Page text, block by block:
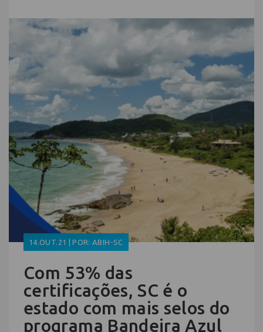
14.OUT.21 | POR: ABIH-SC
Com 53% das
certificações, SC é o
estado com mais selos do
programa Bandeira Azul